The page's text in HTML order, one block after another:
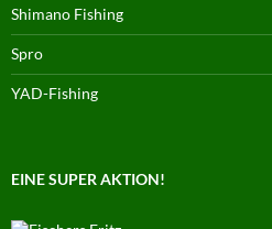
Shimano Fishing
Spro
YAD-Fishing
EINE SUPER AKTION!